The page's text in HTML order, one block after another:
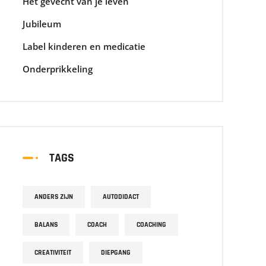
Jubileum
Label kinderen en medicatie
Onderprikkeling
TAGS
ANDERS ZIJN AUTODIDACT
BALANS COACH COACHING
CREATIVITEIT DIEPGANG